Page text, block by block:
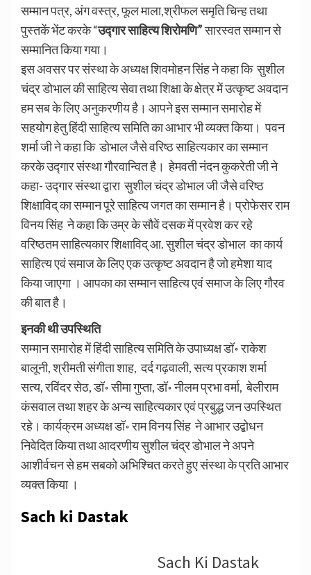
सम्मान पत्र, अंग वस्त्र, फूल माला,श्रीफल समृति चिन्ह तथा
पुस्तकें भेंट करके “उद्गार साहित्य शिरोमणि”सारस्वत सम्मान से
सम्मानित किया गया।
इस अवसर पर संस्था के अध्यक्ष शिवमोहन सिंह ने कहा कि सुशील
चंद्र डोभाल की साहित्य सेवा तथा शिक्षा के क्षेत्र में उत्कृष्ट अवदान
हम सब के लिए अनुकरणीय है। आपने इस सम्मान समारोह में
सहयोग हेतु हिंदी साहित्य समिति का आभार भी व्यक्त किया। पवन
शर्मा जी ने कहा कि डोभाल जैसे वरिष्ठ साहित्यकार का सम्मान
करके उद्गार संस्था गौरवान्वित है। हेमवती नंदन कुकरेती जी ने
कहा- उद्गार संस्था द्वारा सुशील चंद्र डोभाल जी जैसे वरिष्ठ
शिक्षाविद् का सम्मान पूरे साहित्य जगत का सम्मान है। प्रोफेसर राम
विनय सिंह ने कहा कि उम्र के सौवें दसक में प्रवेश कर रहे
वरिष्ठतम साहित्यकार शिक्षाविद् आ. सुशील चंद्र डोभाल का कार्य
साहित्य एवं समाज के लिए एक उत्कृष्ट अवदान है जो हमेशा याद
किया जाएगा । आपका का सम्मान साहित्य एवं समाज के लिए गौरव
की बात है।
इनकी थी उपस्थिति
सम्मान समारोह में हिंदी साहित्य समिति के उपाध्यक्ष डॉ॰ राकेश
बालूनी, श्रीमती संगीता शाह, दर्द गढ़वाली, सत्य प्रकाश शर्मा
सत्य, रविंदर सेठ, डॉ॰ सीमा गुप्ता, डॉ॰ नीलम प्रभा वर्मा, बेलीराम
कंसवाल तथा शहर के अन्य साहित्यकार एवं प्रबुद्ध जन उपस्थित
रहे। कार्यक्रम अध्यक्ष डॉ॰ राम विनय सिंह ने आभार उद्बोधन
निवेदित किया तथा आदरणीय सुशील चंद्र डोभाल ने अपने
आशीर्वचन से हम सबको अभिश्चित करते हुए संस्था के प्रति आभार
व्यक्त किया ।
Sach ki Dastak
Sach Ki Dastak